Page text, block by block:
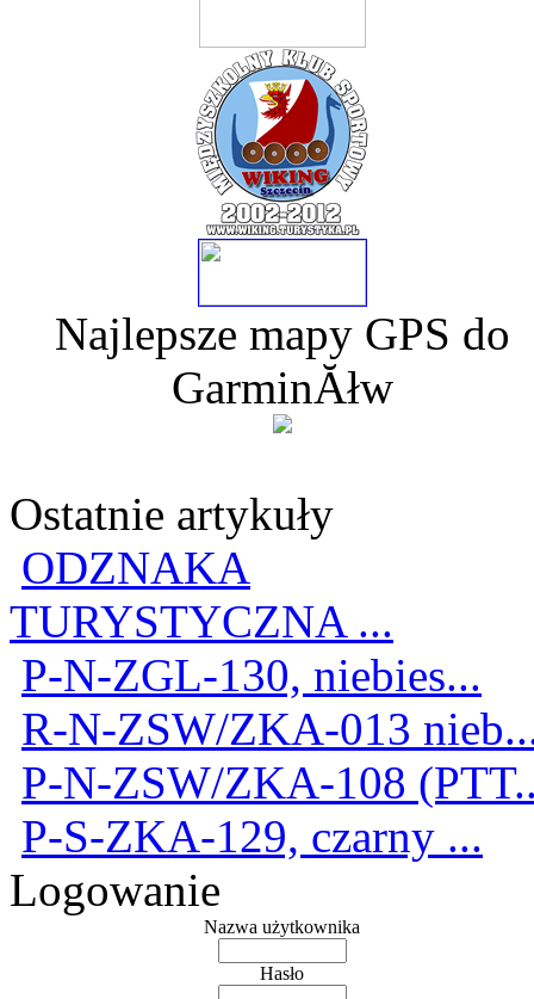
Najlepsze mapy GPS do
GarminĂłw
Ostatnie artykuły
ODZNAKA
TURYSTYCZNA ...
P-N-ZGL-130, niebies...
R-N-ZSW/ZKA-013
P-N-ZSW/ZKA-108
P-S-ZKA-129, czarny ...
Logowanie
Nazwa użytkownika
Hasło